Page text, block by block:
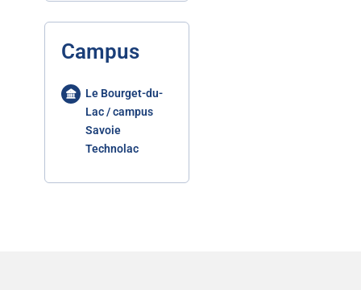
Campus
Le Bourget-du-
Lac / campus
Savoie
Technolac